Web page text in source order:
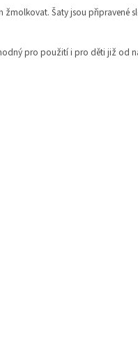
žmolkovat. Šaty jsou připravené
pro použití i pro děti již od